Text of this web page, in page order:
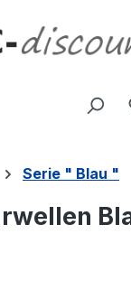
Serie " Blau "